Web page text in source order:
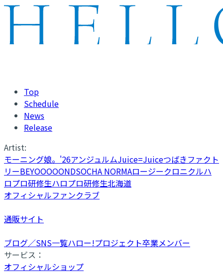
Top
Schedule
News
Release
Artist:
モーニング娘。'26アンジュルムJuice=Juiceつばきファクト
リーBEYOOOOONDSOCHA NORMAロージークロニクルハ
ロプロ研修生ハロプロ研修生北海道
オフィシャルファンクラブ
通販サイト
ブログ／SNS一覧ハロー!プロジェクト卒業メンバー
サービス：
オフィシャルショップ